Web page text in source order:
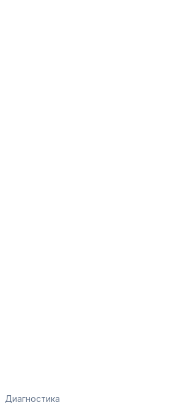
Диагностика